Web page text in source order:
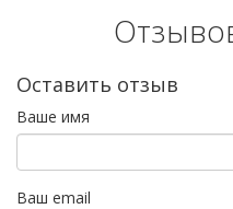
Оставить отзыв
Ваше имя
Ваш email